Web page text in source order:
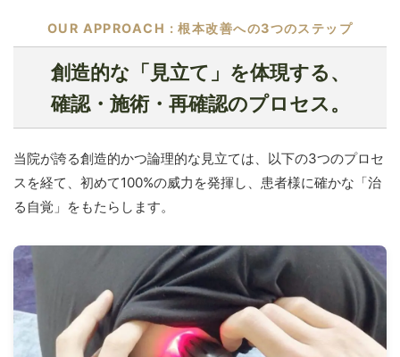
OUR APPROACH : 根本改善への3つのステップ
創造的な「見立て」を体現する、
確認・施術・再確認のプロセス。
当院が誇る創造的かつ論理的な見立ては、以下の3つのプロセ
スを経て、初めて100%の威力を発揮し、患者様に確かな「治
る自覚」をもたらします。